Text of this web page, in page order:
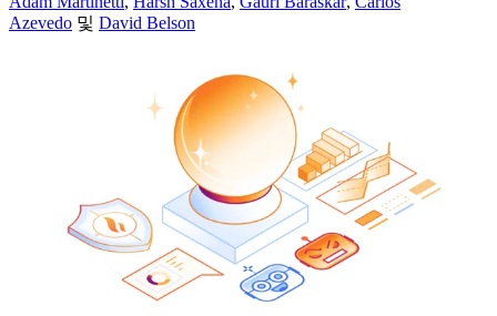
Azevedo 및 David Belson